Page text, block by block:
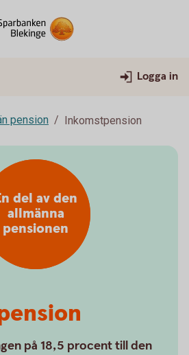
Logga in
pension Inkomstpension
på 18,5 procent till den
del av den
allmänna
pensionen